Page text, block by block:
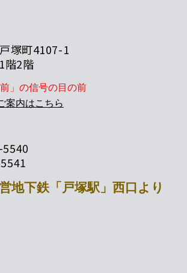
塚町4107-1
階2階
」の信号の目の前
案内はこちら
地下鉄「戸塚駅」西口より